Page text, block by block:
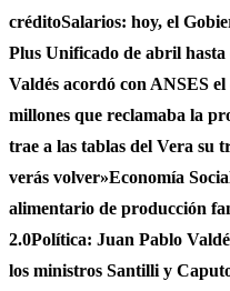
créditoSalarios: hoy, el
Plus Unificado de abril hasta
Valdés acordó con ANSES
millones que reclamaba la
trae a las tablas del Vera su
verás volver»Economía
alimentario de producción
2.0Política: Juan Pablo
los ministros Santilli y